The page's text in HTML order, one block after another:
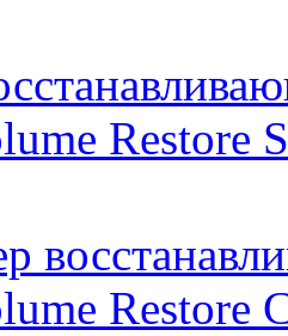
Restore
Restore